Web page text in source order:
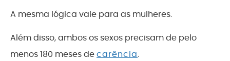
A mesma lógica vale para as mulheres.
Além disso, ambos os sexos precisam de pelo
menos 180 meses decarência.